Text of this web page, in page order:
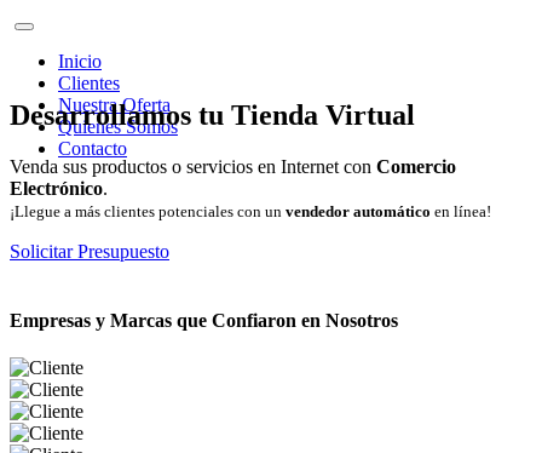
Inicio
Clientes
Nuestra Oferta
Quienes Somos
Contacto
Desarrollamos tu Tienda Virtual
Venda sus productos o servicios en Internet con Comercio
Electrónico.
¡Llegue a más clientes potenciales con un vendedor automático en línea!
Solicitar Presupuesto
Empresas y Marcas que Confiaron en Nosotros